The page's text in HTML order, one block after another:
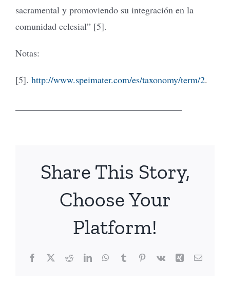
sacramental y promoviendo su integración en la
comunidad eclesial” [5].
Notas:
[5]. http://www.speimater.com/es/taxonomy/term/2.
Share This Story,
Choose Your
Platform!
Facebook
X RedditLinkedInWhatsApp
TumblrPinterest
Vk Xing Email